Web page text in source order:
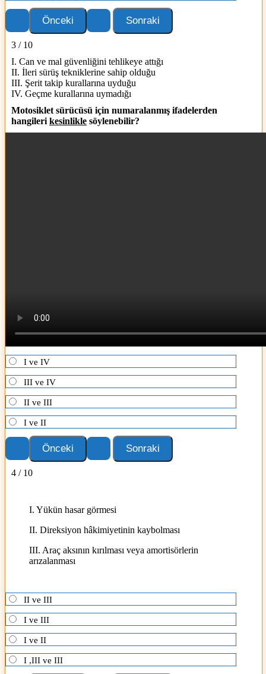
3 / 10
I. Can ve mal güvenliğini tehlikeye attığı
II. İleri sürüş tekniklerine sahip olduğu
III. Şerit takip kurallarına uyduğu
IV. Geçme kurallarına uymadığı
Motosiklet sürücüsü için numaralanmış ifadelerden
hangileri kesinlikle söylenebilir?
I ve IV
III ve IV
II ve III
I ve II
4 / 10
I. Yükün hasar görmesi
II. Direksiyon hâkimiyetinin kaybolması
III. Araç aksının kırılması veya amortisörlerin
arızalanması
II ve III
I ve III
I ve II
I ,III ve III